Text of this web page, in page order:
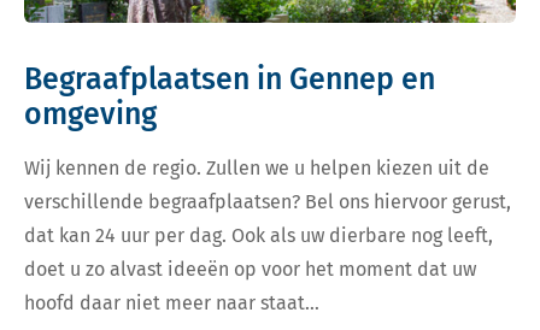
Begraafplaatsen in Gennep en
omgeving
Wij kennen de regio. Zullen we u helpen kiezen uit de
verschillende begraafplaatsen? Bel ons hiervoor gerust,
dat kan 24 uur per dag. Ook als uw dierbare nog leeft,
doet u zo alvast ideeën op voor het moment dat uw
hoofd daar niet meer naar staat…